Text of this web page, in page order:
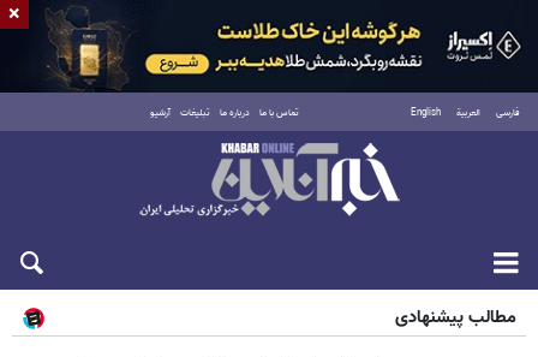
فارسی العربية English تماس با ما درباره ما تبلیغات آرشیو
جمعه ۱۶ مرداد ۱۴۰۵
مطالب پیشنهادی
×